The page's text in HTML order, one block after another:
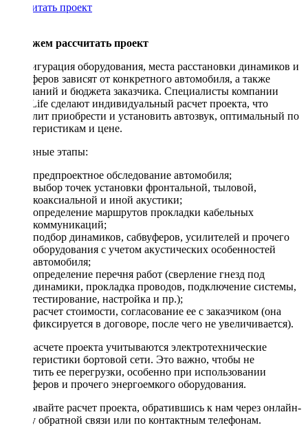
Рассчитать проект
Поможем рассчитать проект
Конфигурация оборудования, места расстановки динамиков и
сабвуферов зависят от конкретного автомобиля, а также
пожеланий и бюджета заказчика. Специалисты компании
DriveLife сделают индивидуальный расчет проекта, что
позволит приобрести и установить автозвук, оптимальный по
характеристикам и цене.
Основные этапы:
предпроектное обследование автомобиля;
выбор точек установки фронтальной, тыловой,
коаксиальной и иной акустики;
определение маршрутов прокладки кабельных
коммуникаций;
подбор динамиков, сабвуферов, усилителей и прочего
оборудования с учетом акустических особенностей
автомобиля;
определение перечня работ (сверление гнезд под
динамики, прокладка проводов, подключение системы,
тестирование, настройка и пр.);
расчет стоимости, согласование ее с заказчиком (она
фиксируется в договоре, после чего не увеличивается).
При расчете проекта учитываются электротехнические
характеристики бортовой сети. Это важно, чтобы не
допустить ее перегрузки, особенно при использовании
сабвуферов и прочего энергоемкого оборудования.
Заказывайте расчет проекта, обратившись к нам через онлайн-
форму обратной связи или по контактным телефонам.